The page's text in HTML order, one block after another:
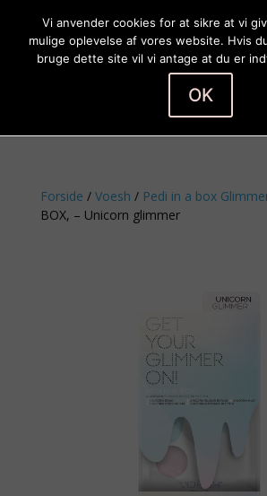
Forside / Voesh / Pedi in a box
BOX, – Unicorn glimmer
Vi anvender cookies for at sikre at vi
mulige oplevelse af vores website. Hvis
bruge dette site vil vi antage at du er
OK